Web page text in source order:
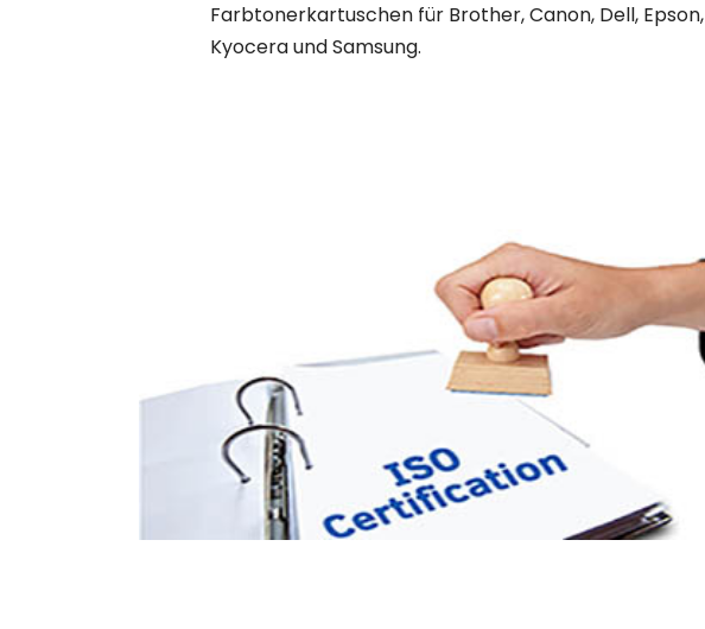
Farbtonerkartuschen für Brother, Canon, Dell, Epson,
Kyocera und Samsung.